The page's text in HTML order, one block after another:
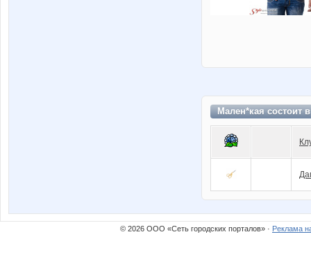
Мален*кая состоит
© 2026 ООО «Сеть городских порталов» · Реклама